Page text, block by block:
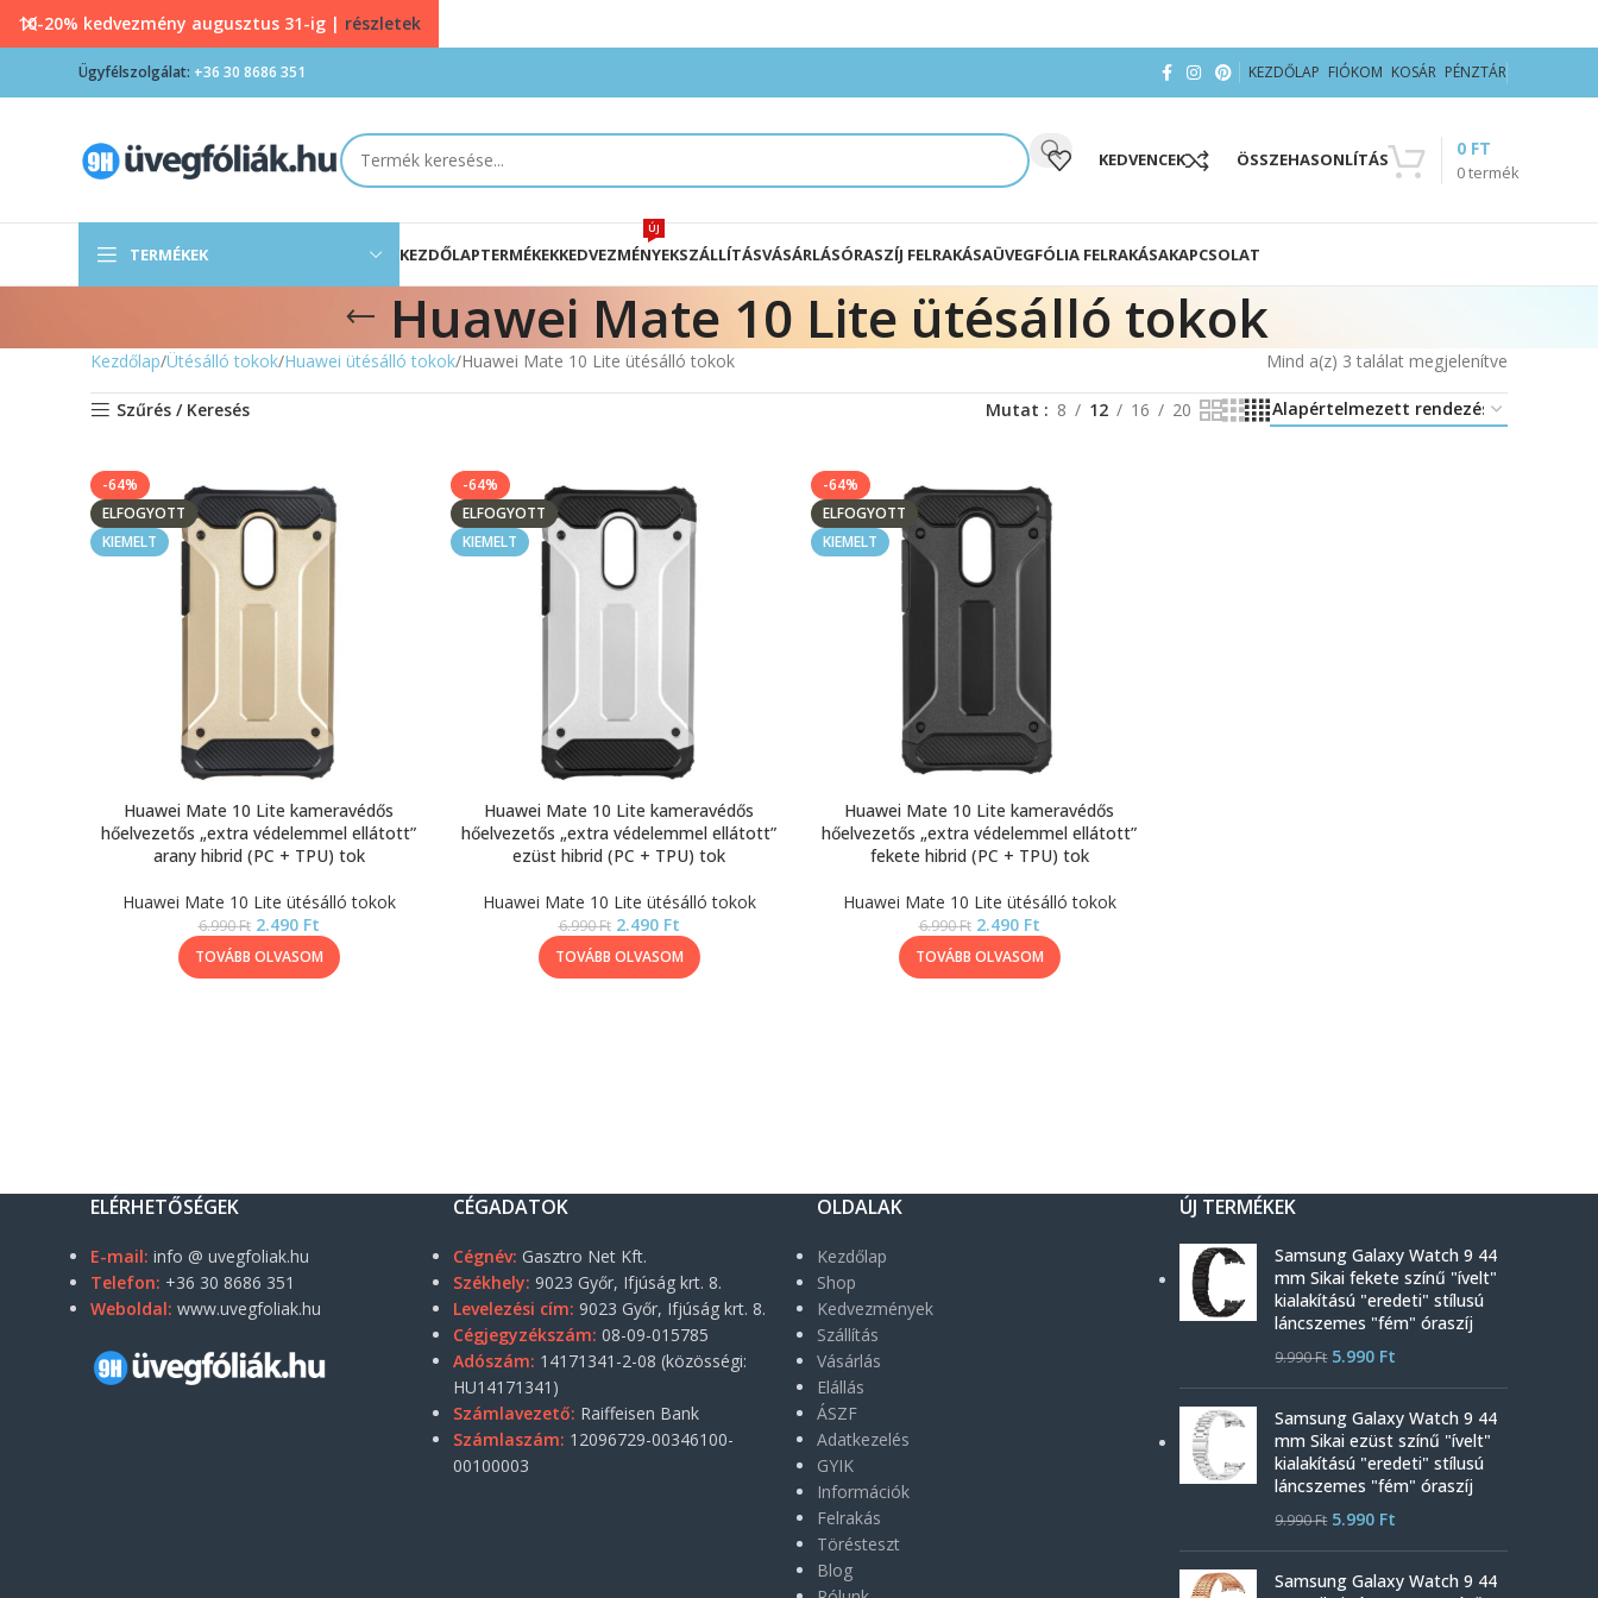
Ügyfélszolgálat: +36 30 8686 351 KEZDŐLAP FIÓKOM KOSÁR PÉNZTÁR
KEDVENCEK ÖSSZEHASONLÍTÁS
0termék
0 FT
TERMÉKEK KEZDŐLAPTERMÉKEKKEDVEZMÉNYEK
ÚJ
SZÁLLÍTÁSVÁSÁRLÁSÓRASZÍJ FELRAKÁSAÜVEGFÓLIA FELRAKÁSAKAPCSOLAT
Huawei Mate 10 Lite ütésálló tokok
Kezdőlap Ütésálló tokok Huawei ütésálló tokok Huawei Mate 10 Lite ütésálló tokok Mind a(z) 3 találat megjelenítve
Szűrés / Keresés Mutat 8 12 16 20
-64%
ELFOGYOTT
KIEMELT
Huawei Mate 10 Lite kameravédős
hőelvezetős „extra védelemmel ellátott”
arany hibrid (PC + TPU) tok
Huawei Mate 10 Lite ütésálló tokok
6.990Ft 2.490 Ft
TOVÁBB OLVASOM
-64%
ELFOGYOTT
KIEMELT
Huawei Mate 10 Lite kameravédős
hőelvezetős „extra védelemmel ellátott”
ezüst hibrid (PC + TPU) tok
Huawei Mate 10 Lite ütésálló tokok
6.990Ft 2.490 Ft
TOVÁBB OLVASOM
-64%
ELFOGYOTT
KIEMELT
Huawei Mate 10 Lite kameravédős
hőelvezetős „extra védelemmel ellátott”
fekete hibrid (PC + TPU) tok
Huawei Mate 10 Lite ütésálló tokok
6.990Ft 2.490 Ft
TOVÁBB OLVASOM
ELÉRHETŐSÉGEK
E-mail: info @ uvegfoliak.hu
Telefon: +36 30 8686 351
Weboldal: www.uvegfoliak.hu
CÉGADATOK
Cégnév: Gasztro Net Kft.
Székhely: 9023 Győr, Ifjúság krt. 8.
Levelezési cím: 9023 Győr, Ifjúság krt. 8.
Cégjegyzékszám: 08-09-015785
Adószám: 14171341-2-08 (közösségi:
HU14171341)
Számlavezető: Raiffeisen Bank
Számlaszám: 12096729-00346100-
00100003
OLDALAK
Kezdőlap
Shop
Kedvezmények
Szállítás
Vásárlás
Elállás
ÁSZF
Adatkezelés
GYIK
Információk
Felrakás
Törésteszt
Blog
ÚJ TERMÉKEK
Samsung Galaxy Watch 9 44
mm Sikai fekete színű "ívelt"
kialakítású "eredeti" stílusú
láncszemes "fém" óraszíj
9.990Ft 5.990 Ft
Samsung Galaxy Watch 9 44
mm Sikai ezüst színű "ívelt"
kialakítású "eredeti" stílusú
láncszemes "fém" óraszíj
9.990Ft 5.990 Ft
Samsung Galaxy Watch 9 44
10-20% kedvezmény augusztus 31-ig | részletek